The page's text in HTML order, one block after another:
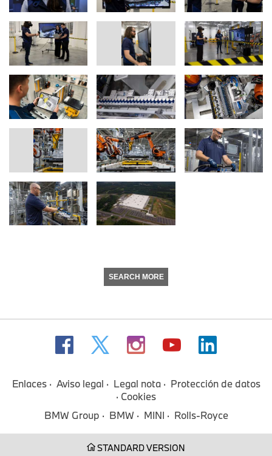
SEARCH MORE
Enlaces Aviso legal Legal nota
Protección de datos
Cookies
BMW Group
BMW MINI Rolls-Royce
STANDARD VERSION